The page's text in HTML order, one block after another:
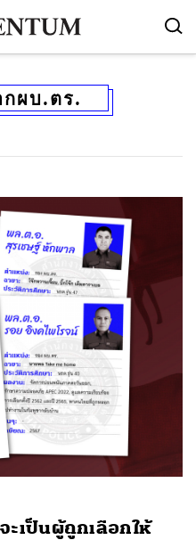
กผบ.ตร.
ะเป็นผู้ถูกเลือกให้
LINE